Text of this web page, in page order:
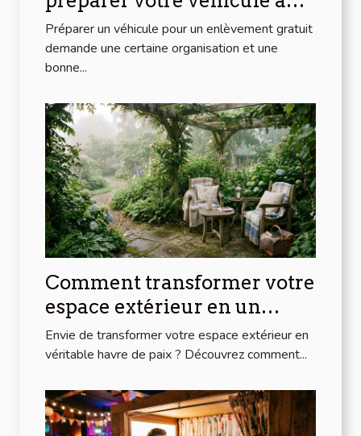
l'enlèvement gratuit
Préparer un véhicule pour un enlèvement gratuit
demande une certaine organisation et une
bonne...
Comment transformer votre
espace extérieur en un
havre de paix ?
Envie de transformer votre espace extérieur en
véritable havre de paix ? Découvrez comment...